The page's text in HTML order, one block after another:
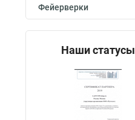
Фейерверки
Наши статусы